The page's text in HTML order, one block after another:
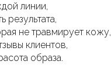
линии,
результата,
не травмирует кожу,
клиентов,
образа.